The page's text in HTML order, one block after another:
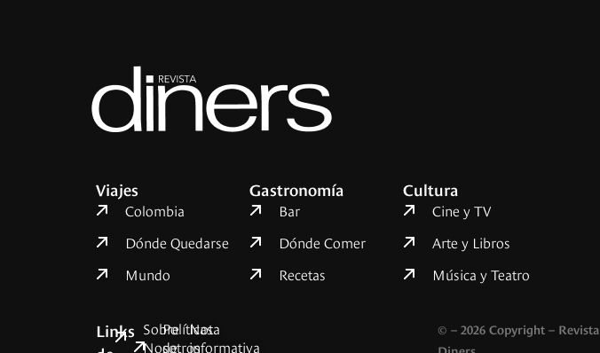
Viajes
Colombia
Dónde Quedarse
Mundo
Gastronomía
Bar
Dónde Comer
Recetas
Cultura
Cine y TV
Arte y Libros
Música y Teatro
Links Sobre
Nosotros
Políticas
de
Nota
informativa
© – 2026 Copyright – Revista